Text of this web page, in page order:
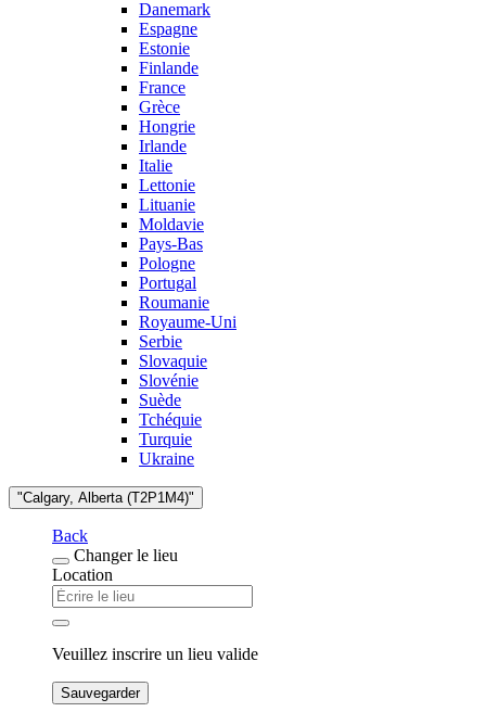
Danemark
Espagne
Estonie
Finlande
France
Grèce
Hongrie
Irlande
Italie
Lettonie
Lituanie
Moldavie
Pays-Bas
Pologne
Portugal
Roumanie
Royaume-Uni
Serbie
Slovaquie
Slovénie
Suède
Tchéquie
Turquie
Ukraine
"Calgary, Alberta (T2P1M4)"
Back
Changer le lieu
Location
Veuillez inscrire un lieu valide
Sauvegarder